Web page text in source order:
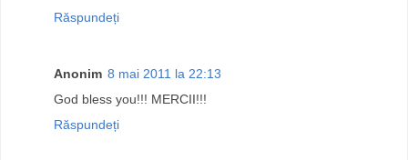
Răspundeți
Anonim 8 mai 2011 la 22:13
God bless you!!! MERCII!!!
Răspundeți